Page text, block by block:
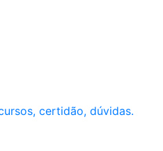
certidão, dúvidas.